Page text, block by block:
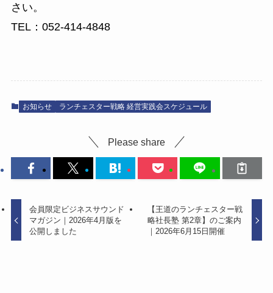
さい。
TEL：052-414-4848
お知らせ ランチェスター戦略 経営実践会スケジュール
Please share
会員限定ビジネスサウンド
マガジン｜2026年4月版を
公開しました
【王道のランチェスター戦
略社長塾 第2章】のご案内
｜2026年6月15日開催